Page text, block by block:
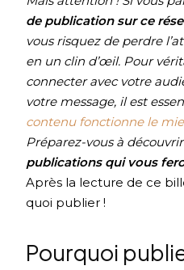
de publication sur ce
vous risquez de perdre
en un clin d’œil. Pour
connecter avec votre
votre message, il est
contenu fonctionne le
Préparez-vous à
publications qui vous
Après la lecture de ce
quoi publier !
Pourquoi